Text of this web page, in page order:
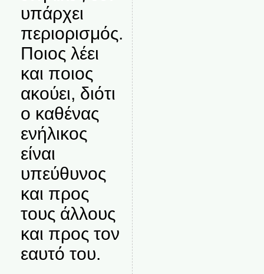
υπάρχει
περιορισμός.
Ποιος λέει
και ποιος
ακούει, διότι
ο καθένας
ενήλικος
είναι
υπεύθυνος
και προς
τους άλλους
και προς τον
εαυτό του.